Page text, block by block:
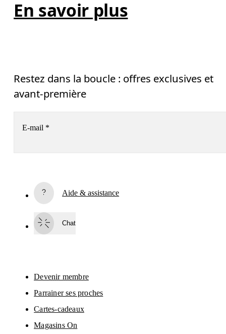
En savoir plus
Restez dans la boucle : offres exclusives et
avant-première
E-mail *
S’inscrire
En continuant, vous acceptez notre politique de confidentialité. Vos
informations personnelles seront communiquées à On AG pour vous
informer sur nos produits, sondages et offres via e-mail. Le traitement des
pour en savoir plus.
Aide & assistance
Chat
Devenir membre
Parrainer ses proches
Cartes-cadeaux
Magasins On